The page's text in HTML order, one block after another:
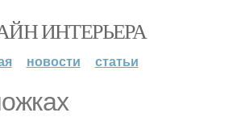
ИНТЕРЬЕРА
новости статьи